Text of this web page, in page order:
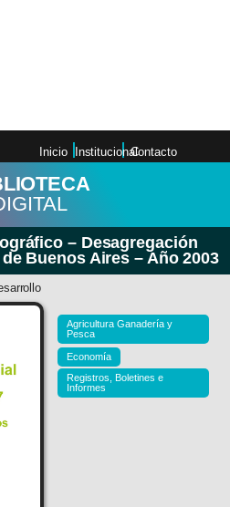
Inicio InstitucionalContacto
– Desagregación
Buenos Aires – Año 2003
Agricultura Ganadería y
Pesca
Economía
Registros, Boletines e
Informes